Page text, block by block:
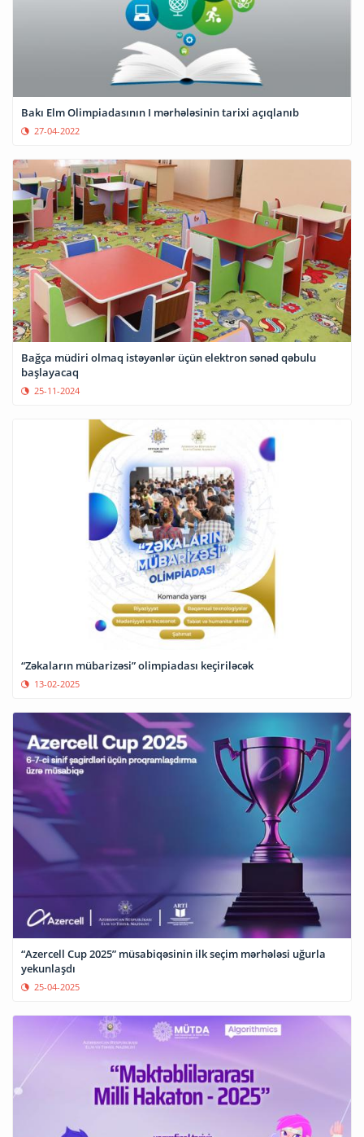
Bakı Elm Olimpiadasının I mərhələsinin tarixi açıqlanıb
27-04-2022
Bağça müdiri olmaq istəyənlər üçün elektron sənəd qəbulu
başlayacaq
25-11-2024
“Zəkaların mübarizəsi” olimpiadası keçiriləcək
13-02-2025
“Azercell Cup 2025” müsabiqəsinin ilk seçim mərhələsi uğurla
yekunlaşdı
25-04-2025